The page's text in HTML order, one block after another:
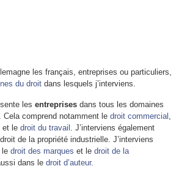
les français, entreprises ou particuliers,
du droit dans lesquels j’interviens.
les entreprises dans tous les domaines
comprend notamment le droit commercial
et le droit du travail . J’interviens également
de la propriété industrielle. J’interviens
le droit des marques et le droit de la
dans le droit d’auteur.